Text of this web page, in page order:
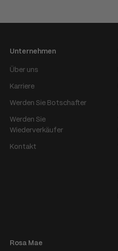
Unternehmen
Über uns
Karriere
Werden Sie Botschafter
Werden Sie
Wiederverkäufer
Kontakt
Rosa Mae